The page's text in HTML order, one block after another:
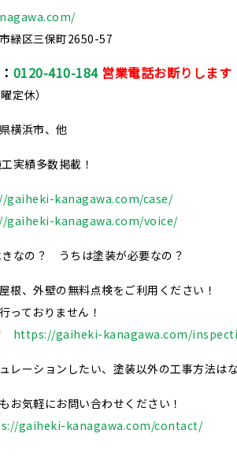
緑区三保町2650-57
0120-410-184 営業電話お断りします
定休）
横浜市、他
実績多数掲載！
gaiheki-kanagawa.com/case/
gaiheki-kanagawa.com/voice/
なの？ うちは塗装が必要なの？
根、外壁の無料点検をご利用ください！
っておりません！
https://gaiheki-kanagawa.com/
レーションしたい、塗装以外の工事方法
気軽にお問い合わせください！
gaiheki-kanagawa.com/contact/